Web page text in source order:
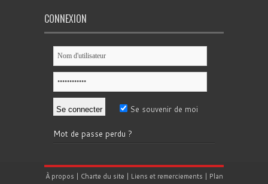
CONNEXION
Se souvenir de moi
Mot de passe perdu ?
À propos | Charte du site | Liens et remerciements | Plan